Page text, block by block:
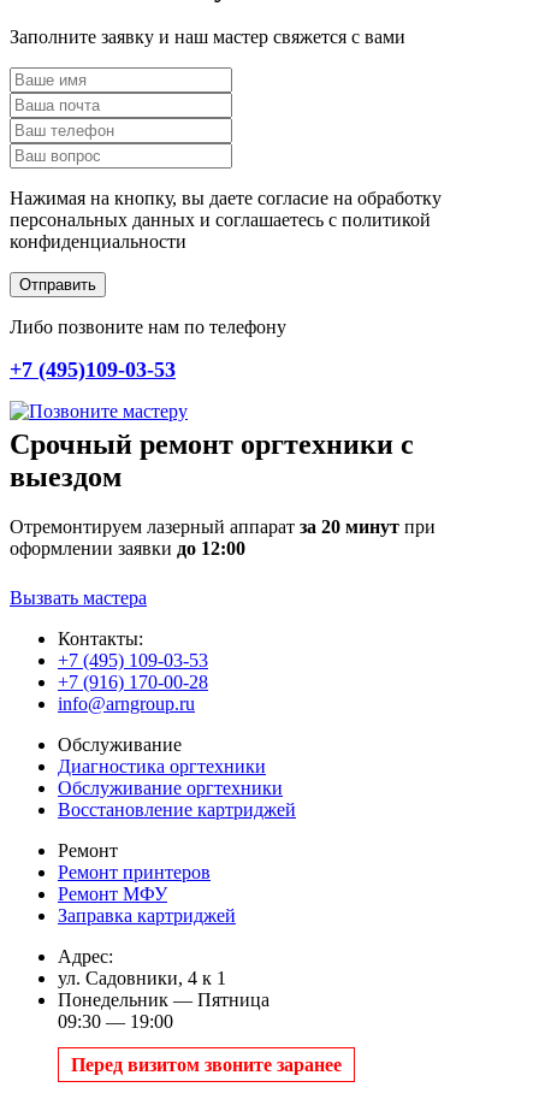
Заполните заявку и наш мастер свяжется с вами
Нажимая на кнопку, вы даете согласие на обработку
персональных данных и соглашаетесь c политикой
конфиденциальности
Отправить
Либо позвоните нам по телефону
+7 (495)109-03-53
Срочный ремонт оргтехники с
выездом
Отремонтируем лазерный аппарат за 20 минут при
оформлении заявки до 12:00
Вызвать мастера
Контакты:
+7 (495) 109-03-53
+7 (916) 170-00-28
info@arngroup.ru
Обслуживание
Диагностика оргтехники
Обслуживание оргтехники
Восстановление картриджей
Ремонт
Ремонт принтеров
Ремонт МФУ
Заправка картриджей
Адрес:
ул. Садовники, 4 к 1
Понедельник — Пятница
09:30 — 19:00
Перед визитом звоните заранее